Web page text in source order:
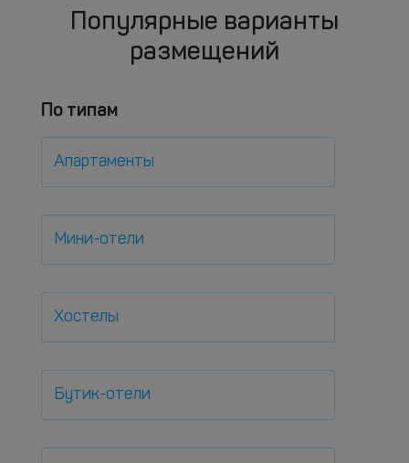
Популярные варианты
размещений
По типам
Апартаменты
Мини-отели
Хостелы
Бутик-отели